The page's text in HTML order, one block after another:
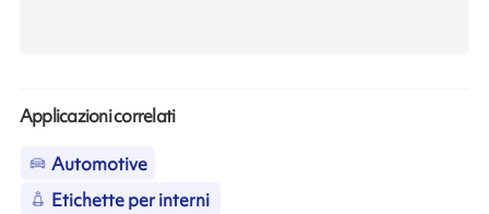
Applicazioni correlati
Automotive
Etichette per interni